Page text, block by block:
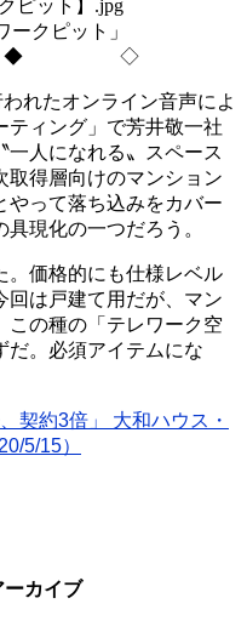
ークピット」
◇
われたオンライン音声によ
ティング」で芳井敬一社
一人になれる〟スペース
取得層向けのマンション
やって落ち込みをカバー
現化の一つだろう。
価格的にも仕様レベル
回は戸建て用だが、マン
この種の「テレワーク空
だ。必須アイテムにな
契約3倍」 大和ハウス・
5/15）
ーカイブ